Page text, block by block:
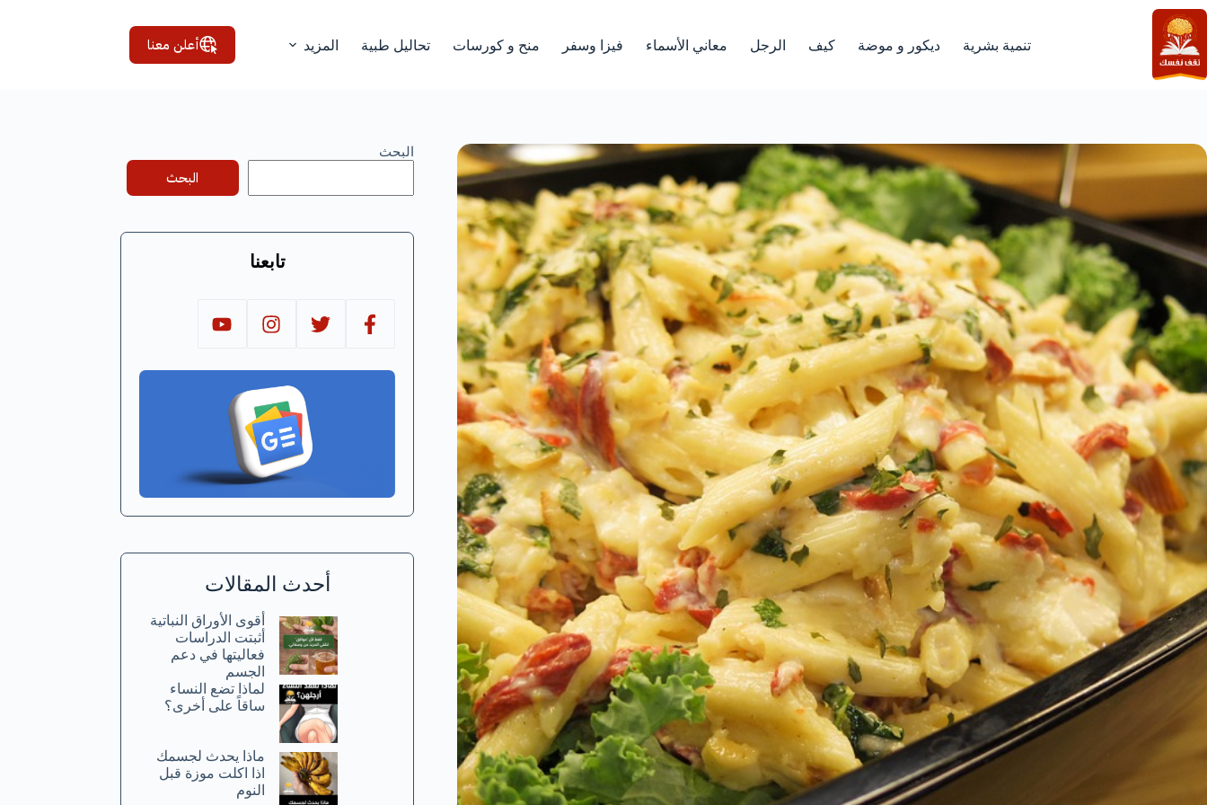
التجاوز
إلى
المحتوى
تنمية بشرية ديكور و موضة كيف الرجل معاني الأسماء فيزا وسفر منح و كورسات تحاليل طبية المزيد أعلن معنا
البحث
البحث
تابعنا
أحدث المقالات
أقوى الأوراق النباتية
أثبتت الدراسات
فعاليتها في دعم
الجسم
لماذا تضع النساء
ساقاً على أخرى؟
ماذا يحدث لجسمك
اذا اكلت موزة قبل
النوم